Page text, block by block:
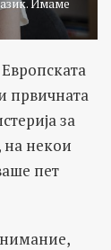
Имаме
првичната
за
на некои
пет